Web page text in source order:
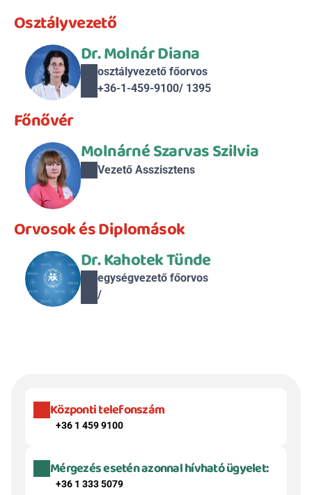
Osztályvezető
Dr. Molnár Diana
osztályvezető főorvos
+36-1-459-9100/ 1395
Főnővér
Molnárné Szarvas Szilvia
Vezető Asszisztens
Orvosok és Diplomások
Dr. Kahotek Tünde
egységvezető főorvos
/
Központi telefonszám
+36 1 459 9100
Mérgezés esetén azonnal hívható ügyelet:
+36 1 333 5079